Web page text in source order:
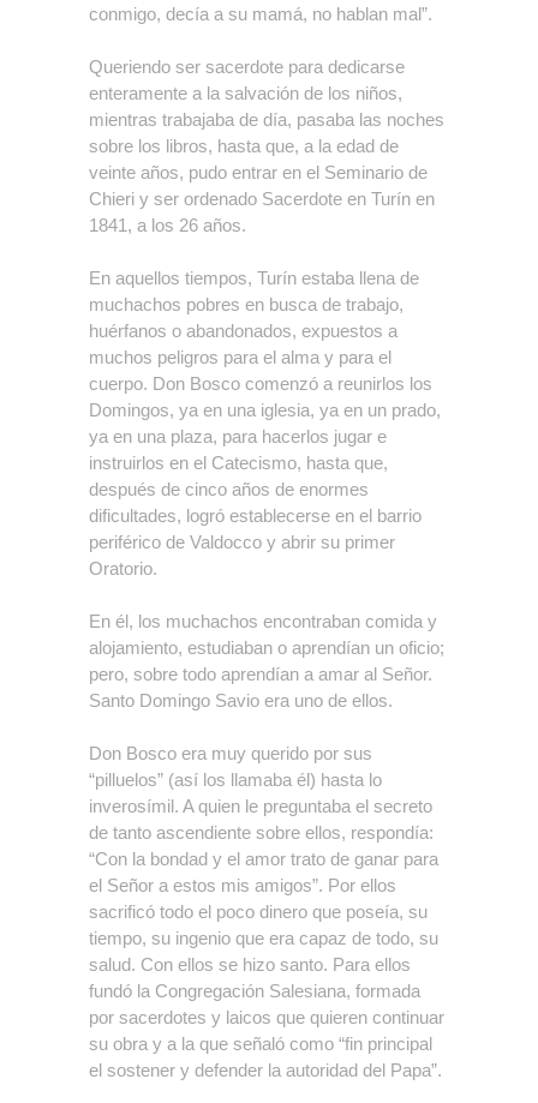
conmigo, decía a su mamá, no hablan mal”.
Queriendo ser sacerdote para dedicarse
enteramente a la salvación de los niños,
mientras trabajaba de día, pasaba las noches
sobre los libros, hasta que, a la edad de
veinte años, pudo entrar en el Seminario de
Chieri y ser ordenado Sacerdote en Turín en
1841, a los 26 años.
En aquellos tiempos, Turín estaba llena de
muchachos pobres en busca de trabajo,
huérfanos o abandonados, expuestos a
muchos peligros para el alma y para el
cuerpo. Don Bosco comenzó a reunirlos los
Domingos, ya en una iglesia, ya en un prado,
ya en una plaza, para hacerlos jugar e
instruirlos en el Catecismo, hasta que,
después de cinco años de enormes
dificultades, logró establecerse en el barrio
periférico de Valdocco y abrir su primer
Oratorio.
En él, los muchachos encontraban comida y
alojamiento, estudiaban o aprendían un oficio;
pero, sobre todo aprendían a amar al Señor.
Santo Domingo Savio era uno de ellos.
Don Bosco era muy querido por sus
“pilluelos” (así los llamaba él) hasta lo
inverosímil. A quien le preguntaba el secreto
de tanto ascendiente sobre ellos, respondía:
“Con la bondad y el amor trato de ganar para
el Señor a estos mis amigos”. Por ellos
sacrificó todo el poco dinero que poseía, su
tiempo, su ingenio que era capaz de todo, su
salud. Con ellos se hizo santo. Para ellos
fundó la Congregación Salesiana, formada
por sacerdotes y laicos que quieren continuar
su obra y a la que señaló como “fin principal
el sostener y defender la autoridad del Papa”.